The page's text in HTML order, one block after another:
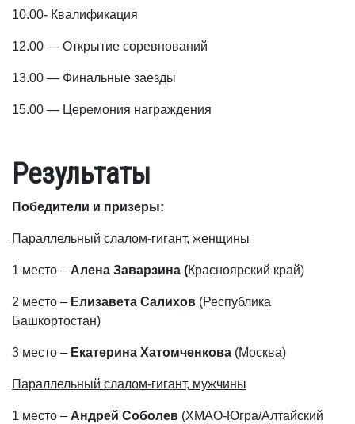
10.00- Квалификация
12.00 — Открытие соревнований
13.00 — Финальные заезды
15.00 — Церемония награждения
Результаты
Победители и призеры:
Параллельный слалом-гигант, женщины
1 место – Алена Заварзина (Красноярский край)
2 место – Елизавета Салихов (Республика
Башкортостан)
3 место – Екатерина Хатомченкова (Москва)
Параллельный слалом-гигант, мужчины
1 место – Андрей Соболев (ХМАО-Югра/Алтайский